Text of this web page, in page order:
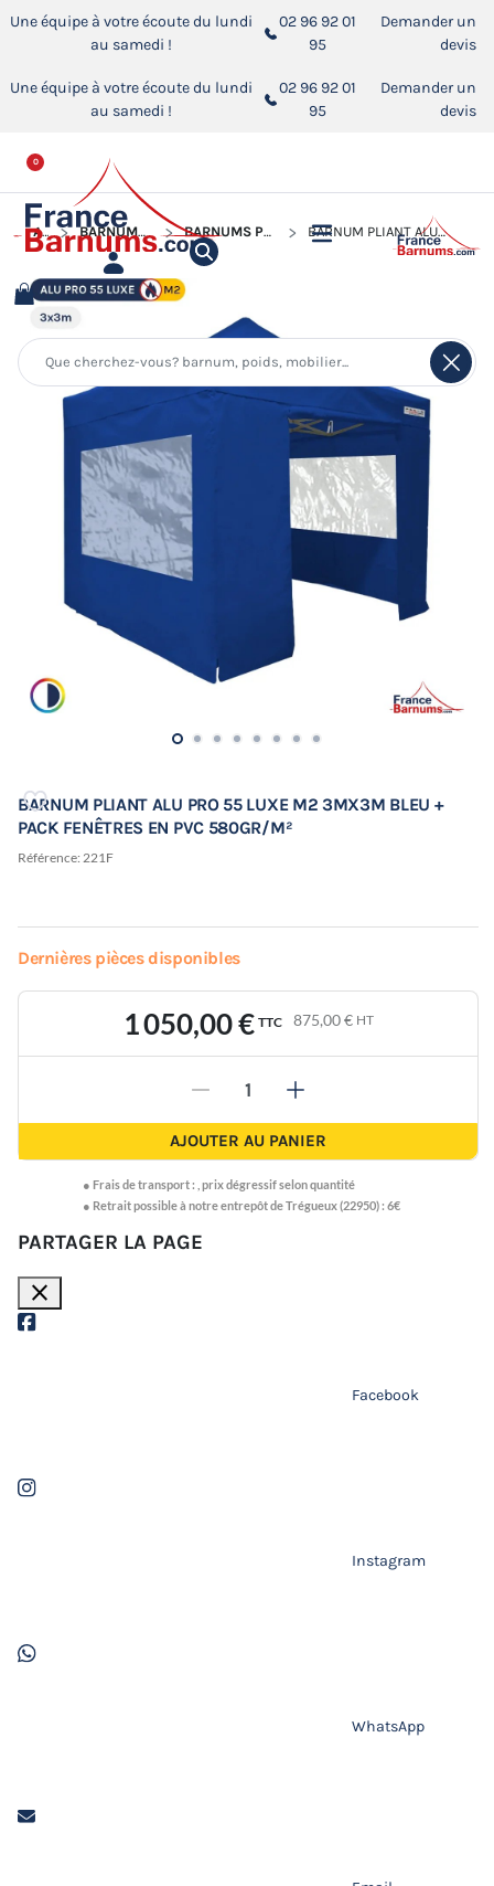
Une équipe à votre écoute du lundi
au samedi !
02 96 92 01
95
Demander un
devis
Une équipe à votre écoute du lundi
au samedi !
02 96 92 01
95
Demander un
devis
0
ACCUEIL BARNUMS PLIANTS ALUMINIUM PRO 55 LUXE M2 BARNUMS PLIANTS ALUMINIUM PRO 55 M2 AVEC FENÊTRES BARNUM PLIANT ALU PRO 55 LUXE M2 3MX3M BLEU + PACK FENÊTRES EN PVC 580GR/M²
BARNUM PLIANT ALU PRO 55 LUXE M2 3MX3M BLEU +
PACK FENÊTRES EN PVC 580GR/M²
Référence: 221F
Dernières pièces disponibles
1 050,00 € TTC 875,00 € HT
- +
AJOUTER AU PANIER
● Frais de transport : prix dégressif selon quantité
● Retrait possible à notre entrepôt de Trégueux (22950) : 6€
PARTAGER LA PAGE
close
Facebook
Instagram
WhatsApp